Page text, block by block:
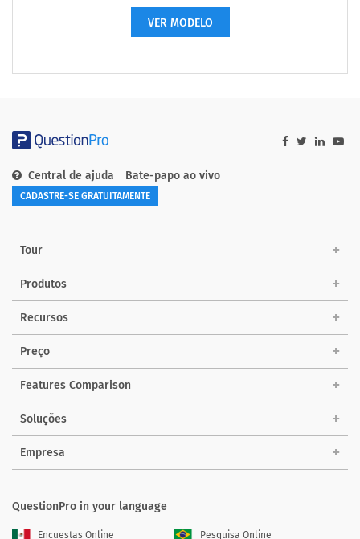
VER MODELO
Central de ajuda Bate-papo ao vivo
CADASTRE-SE GRATUITAMENTE
Tour
Produtos
Recursos
Preço
Features Comparison
Soluções
Empresa
QuestionPro in your language
Encuestas Online Pesquisa Online